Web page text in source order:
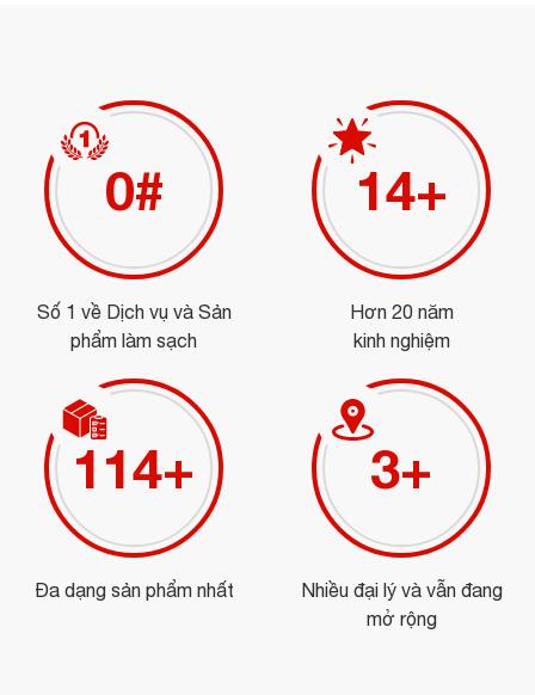
0#
Số 1 về Dịch vụ và Sản
phẩm làm sạch
16+
Hơn 20 năm
kinh nghiệm
129+
Đa dạng sản phẩm nhất
4+
Nhiều đại lý và vẫn đang
mở rộng